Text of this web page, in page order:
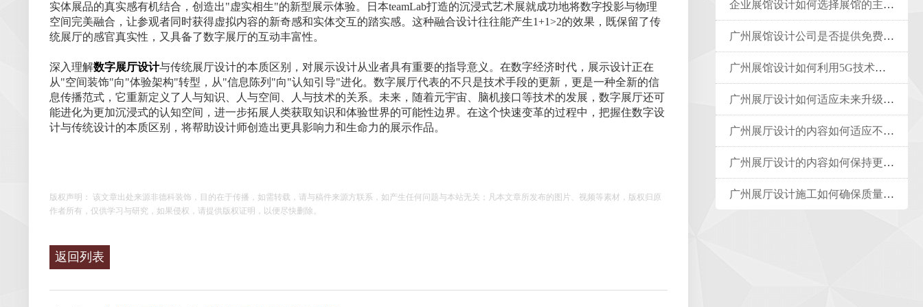
实体展品的真实感有机结合，创造出"虚实相生"的新型展示体验。日本teamLab打造的沉浸式艺术展就成功地将数字投影与物理
空间完美融合，让参观者同时获得虚拟内容的新奇感和实体交互的踏实感。这种融合设计往往能产生1+1>2的效果，既保留了传
统展厅的感官真实性，又具备了数字展厅的互动丰富性。
深入理解数字展厅设计与传统展厅设计的本质区别，对展示设计从业者具有重要的指导意义。在数字经济时代，展示设计正在
从"空间装饰"向"体验架构"转型，从"信息陈列"向"认知引导"进化。数字展厅代表的不只是技术手段的更新，更是一种全新的信
息传播范式，它重新定义了人与知识、人与空间、人与技术的关系。未来，随着元宇宙、脑机接口等技术的发展，数字展厅还可
能进化为更加沉浸式的认知空间，进一步拓展人类获取知识和体验世界的可能性边界。在这个快速变革的过程中，把握住数字设
计与传统设计的本质区别，将帮助设计师创造出更具影响力和生命力的展示作品。
版权声明： 该文章出处来源非德科装饰，目的在于传播，如需转载，请与稿件来源方联系，如产生任何问题与本站无关；凡本文章所发布的图片、视频等素材，版权归原
作者所有，仅供学习与研究，如果侵权，请提供版权证明，以便尽快删除。
返回列表
企业展馆设计如何选择展馆的主色调？
广州展馆设计公司是否提供免费咨询？
广州展馆设计如何利用5G技术提升展馆体验
广州展厅设计如何适应未来升级需求？
广州展厅设计的内容如何适应不同文化背景
广州展厅设计的内容如何保持更新？
广州展厅设计施工如何确保质量与安全